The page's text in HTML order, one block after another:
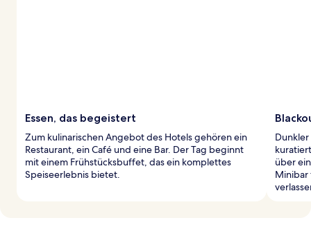
Essen, das begeistert
Zum kulinarischen Angebot des Hotels gehören ein
Restaurant, ein Café und eine Bar. Der Tag beginnt
mit einem Frühstücksbuffet, das ein komplettes
Speiseerlebnis bietet.
über
Minibar